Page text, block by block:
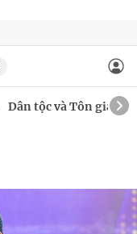
Dân tộc và Tôn giáo